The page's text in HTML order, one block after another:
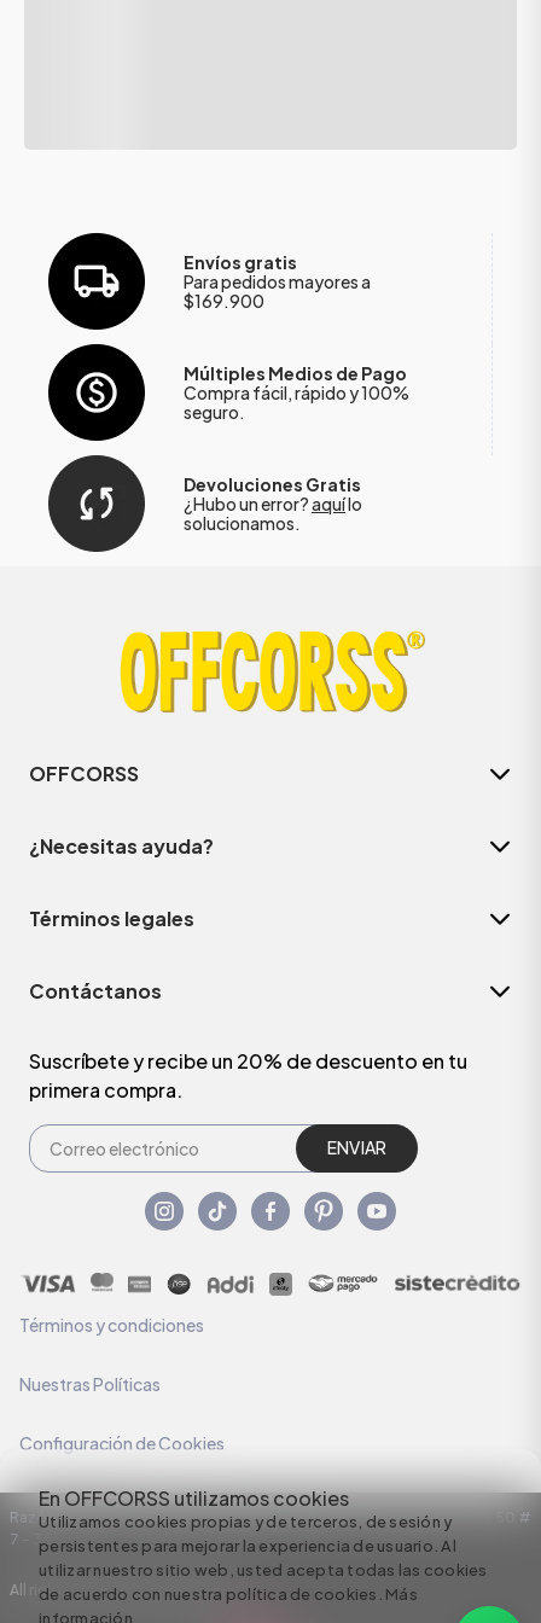
En OFFCORSS utilizamos cookies
Utilizamos cookies propias y de terceros, de sesión y
persistentes para mejorar la experiencia de usuario. Al
utilizar nuestro sitio web, usted acepta todas las cookies
de acuerdo con nuestra política de cookies. Más
información
Envíos gratis
Para pedidos mayores a
$169.900
Múltiples Medios de Pago
Compra fácil, rápido y 100%
seguro.
Devoluciones Gratis
¿Hubo un error?aquílo
solucionamos.
OFFCORSS
¿Necesitas ayuda?
Términos legales
Contáctanos
Suscríbete y recibe un 20% de descuento en tu
primera compra.
ENVIAR
Términos y condiciones
Nuestras Políticas
Configuración de Cookies
Razón Social: C.I HERMECO S.A. NIT: 890924167-6 Dirección: Carrera 50 #
7 – 35
All rights reserved empowered by